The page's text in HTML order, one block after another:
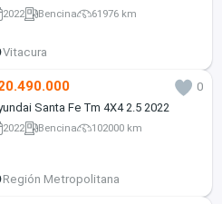
2022 Bencina 61976 km
Vitacura
0
Santa Fe Tm 4X4 2.5 2022
2022 Bencina 102000 km
Región Metropolitana